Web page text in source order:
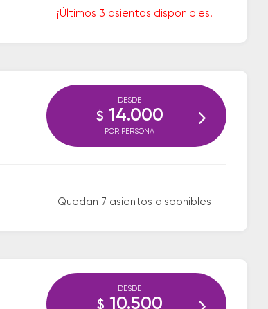
¡Últimos 3 asientos disponibles!
Quedan 7 asientos disponibles
DESDE
$ 14.000
POR PERSONA
DESDE
$ 10.500